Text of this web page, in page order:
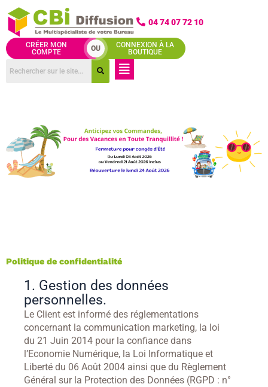
Aller
au
contenu
04 74 07 72 10
CRÉER MON
COMPTE
OU
CONNEXION À LA
BOUTIQUE
Menu
Politique de confidentialité
1. Gestion des données
personnelles.
Le Client est informé des réglementations
concernant la communication marketing, la loi
du 21 Juin 2014 pour la confiance dans
l’Economie Numérique, la Loi Informatique et
Liberté du 06 Août 2004 ainsi que du Règlement
Général sur la Protection des Données (RGPD : n°